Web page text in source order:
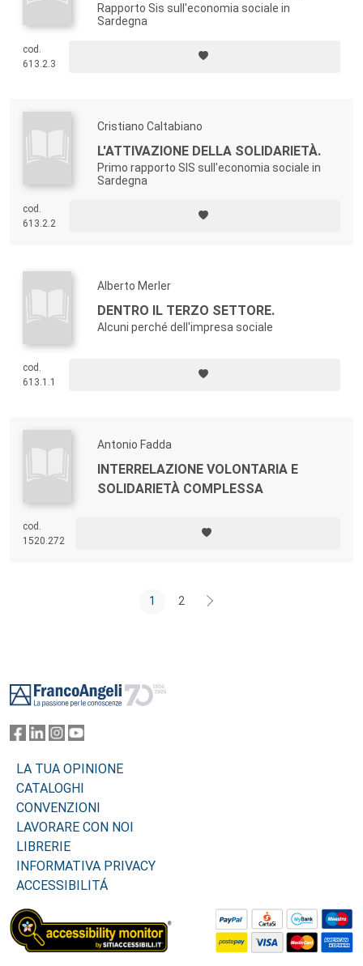
Rapporto Sis sull'economia sociale in
Sardegna
cod.
613.2.3
Cristiano Caltabiano
L'ATTIVAZIONE DELLA SOLIDARIETÀ.
Primo rapporto SIS sull'economia sociale in
Sardegna
cod.
613.2.2
Alberto Merler
DENTRO IL TERZO SETTORE.
Alcuni perché dell'impresa sociale
cod.
613.1.1
Antonio Fadda
INTERRELAZIONE VOLONTARIA E
SOLIDARIETÀ COMPLESSA
cod.
1520.272
1 2
LA TUA OPINIONE
CATALOGHI
CONVENZIONI
LAVORARE CON NOI
LIBRERIE
INFORMATIVA PRIVACY
ACCESSIBILITÁ